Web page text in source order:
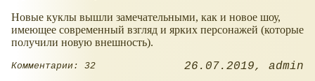
Новые куклы вышли замечательными, как и новое шоу,
имеющее современный взгляд и ярких персонажей (которые
получили новую внешность).
Комментарии: 32 26.07.2019 admin